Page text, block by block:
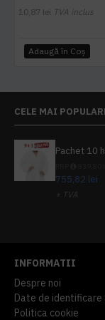
10,87 lei TVA inclus
Adaugă în Coş
CELE MAI
755,82 lei
+ TVA
INFORMATII
Despre noi
Date de
Politica cookie